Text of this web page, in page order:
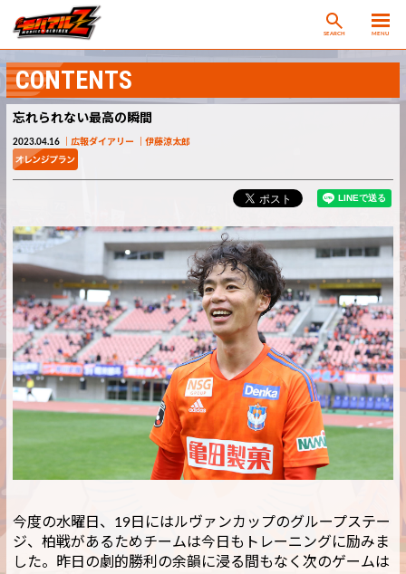
SEARCH MENU
CONTENTS
忘れられない最高の瞬間
2023.04.16 広報ダイアリー 伊藤涼太郎
今度の水曜日、19日にはルヴァンカップのグループステー
ジ、柏戦があるためチームは今日もトレーニングに励みま
した。昨日の劇的勝利の余韻に浸る間もなく次のゲームは